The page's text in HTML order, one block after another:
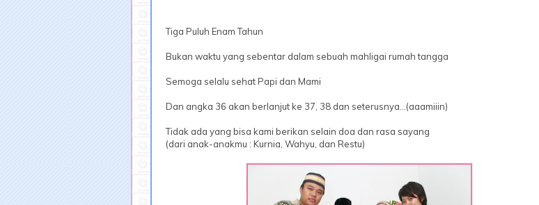
Tiga Puluh Enam Tahun
Bukan waktu yang sebentar dalam sebuah mahligai rumah tangga
Semoga selalu sehat Papi dan Mami
Dan angka 36 akan berlanjut ke 37, 38 dan seterusnya...(aaamiiin)
Tidak ada yang bisa kami berikan selain doa dan rasa sayang
(dari anak-anakmu : Kurnia, Wahyu, dan Restu)